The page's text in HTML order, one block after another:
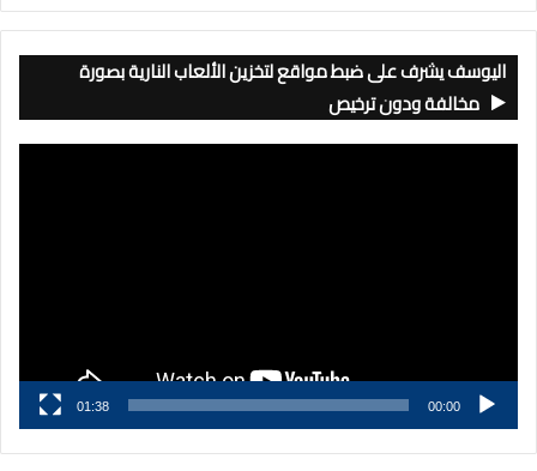
اليوسف يشرف على ضبط مواقع لتخزين الألعاب النارية بصورة
مخالفة ودون ترخيص
00:00
01:38